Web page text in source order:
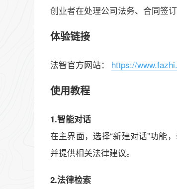
创业者在处理公司法务、合同签
体验链接
法智官方网站： https://
使用教程
1.智能对话
在主界面，选择“新建对话”功能
并提供相关法律建议。
2.法律检索